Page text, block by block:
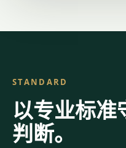
STANDARD
以专业标准
判断。